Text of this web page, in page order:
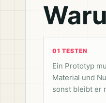
01 TESTEN
Ein Prototyp
Material und
sonst bleibt er